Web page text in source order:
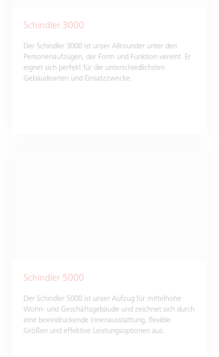
Schindler 3000
Der Schindler 3000 ist unser Allrounder unter den
Personenaufzügen, der Form und Funktion vereint. Er
eignet sich perfekt für die unterschiedlichsten
Gebäudearten und Einsatzzwecke.
Schindler 5000
Der Schindler 5000 ist unser Aufzug für mittelhohe
Wohn- und Geschäftsgebäude und zeichnet sich durch
eine beeindruckende Innenausstattung, flexible
Größen und effektive Leistungsoptionen aus.